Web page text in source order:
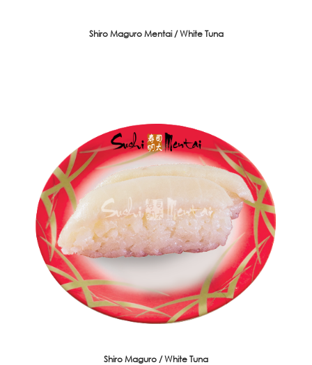
Shiro Maguro Mentai / White Tuna
Shiro Maguro / White Tuna